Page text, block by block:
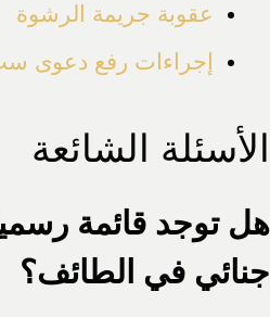
عقوبة جريمة الرشوة
إجراءات رفع دعوى
الأسئلة الشائعة
هل توجد قائمة
جنائي في الطائف؟